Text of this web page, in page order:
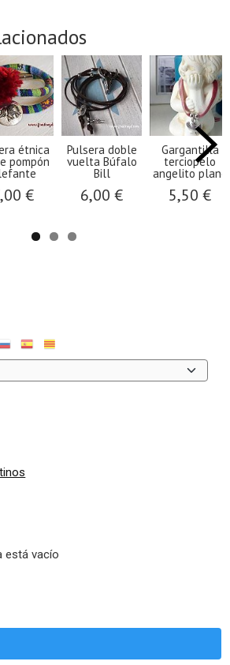
está vacío
étnica
pompón
€
Pulsera doble
vuelta Búfalo
Bill
6,00 €
Gargantilla
terciopelo
angelito plano
5,50 €